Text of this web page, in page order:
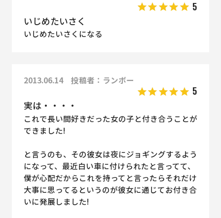
5
いじめたいさく
いじめたいさくになる
2013.06.14 投稿者：ランボー
5
実は・・・・
これで長い間好きだった女の子と付き合うことが
できました!
と言うのも、その彼女は夜にジョギングするよう
になって、最近白い車に付けられたと言ってて、
僕が心配だからこれを持ってと言ったらそれだけ
大事に思ってるというのが彼女に通じてお付き合
いに発展しました!